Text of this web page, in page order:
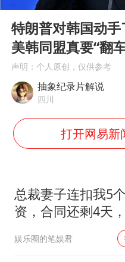
国
改名
台
Play
特朗普对韩国动手
美韩同盟真要“翻
声明：个人原创，仅供参考
抽象纪录片解说
四川
打开网易新
总裁妻子连扣我5
资，合同还剩4天
娱乐圈的笔娱君